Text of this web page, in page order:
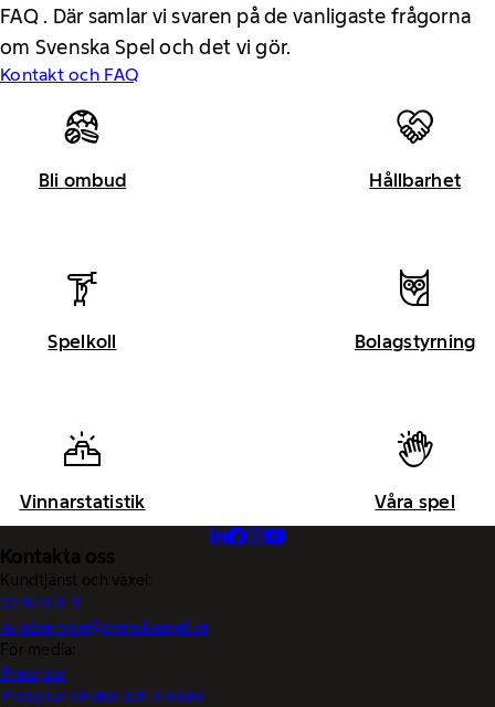
FAQ . Där samlar vi svaren på de vanligaste frågorna
om Svenska Spel och det vi gör.
Kontakt och FAQ
Bli ombud Hållbarhet
Spelkoll Bolagstyrning
Vinnarstatistik Våra spel
Kontakta oss
Kundtjänst och växel:
0770-11 11 11
kundservice@svenskaspel.se
För media:
Pressjour
Pressjour vinster och vinnare